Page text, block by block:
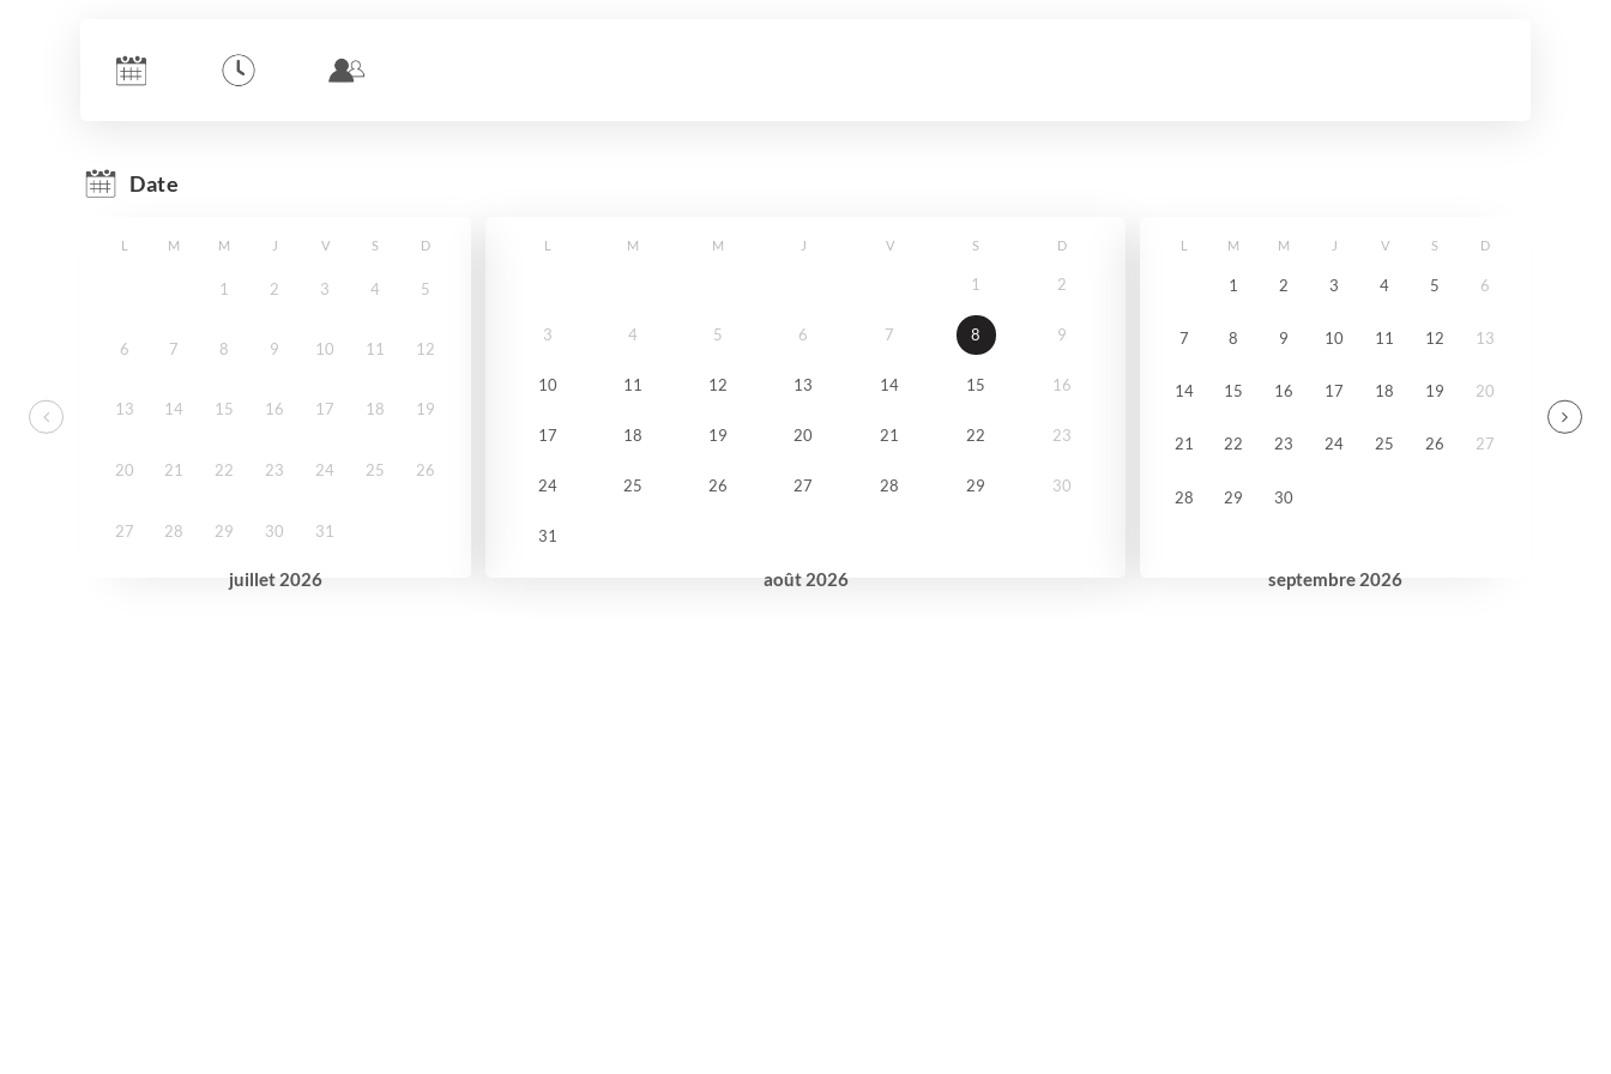
Date
juillet 2026
L M M J V S D
1 2 3 4 5
6 7 8 9 10 11 12
13 14 15 16 17 18 19
20 21 22 23 24 25 26
27 28 29 30 31
août 2026
L M M J V S D
1 2
3 4 5 6 7 8 9
10 11 12 13 14 15 16
17 18 19 20 21 22 23
24 25 26 27 28 29 30
31
septembre 2026
L M M J V S D
1 2 3 4 5 6
7 8 9 10 11 12 13
14 15 16 17 18 19 20
21 22 23 24 25 26 27
28 29 30